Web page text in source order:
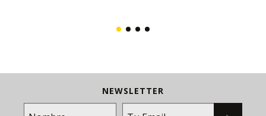
NEWSLETTER